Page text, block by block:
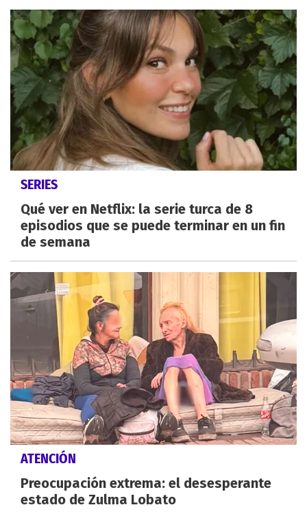
SERIES
Qué ver en Netflix: la serie turca de 8
episodios que se puede terminar en un fin
de semana
ATENCIÓN
Preocupación extrema: el desesperante
estado de Zulma Lobato